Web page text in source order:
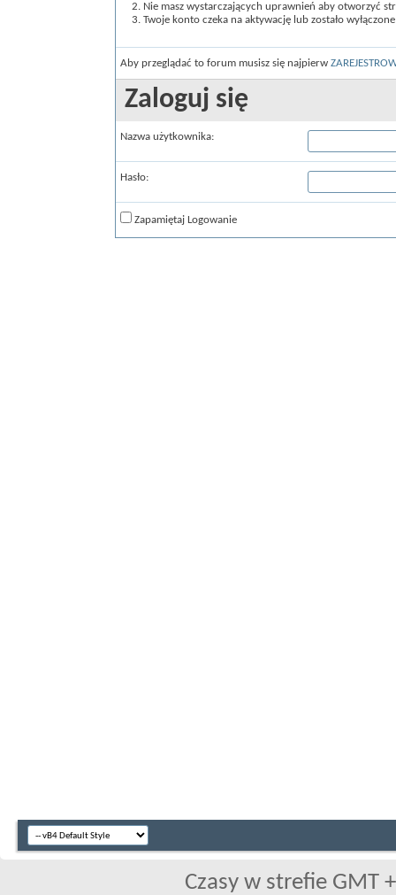
Nie masz wystarczających uprawnień aby otworzyć
Twoje konto czeka na aktywację lub zostało
Aby przeglądać to forum musisz się najpierw
Zaloguj się
Nazwa użytkownika:
Hasło:
Zapamiętaj Logowanie
Czasy w strefie GMT